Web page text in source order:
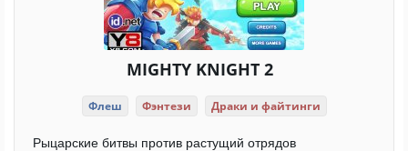
MIGHTY KNIGHT 2
Флеш Фэнтези Драки и файтинги
Рыцарские битвы против растущий отрядов